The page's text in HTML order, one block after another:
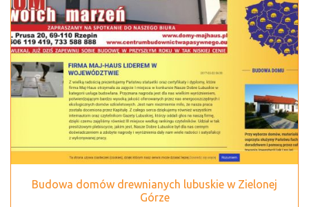
Budowa domów drewnianych lubuskie w Zielonej
Górze